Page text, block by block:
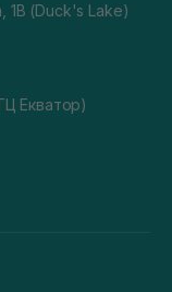
1В (Duck's Lake)
Екватор)